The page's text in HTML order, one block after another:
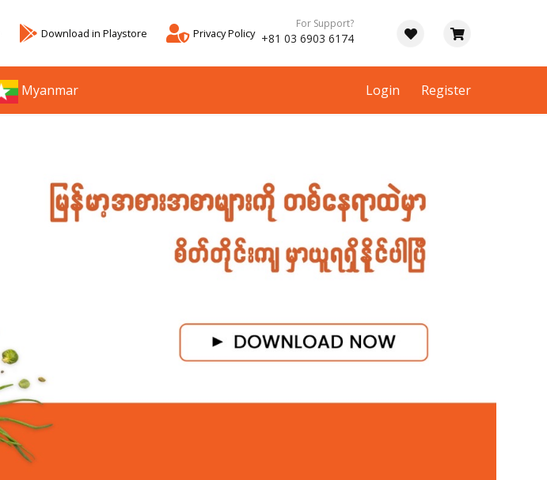
Download in Playstore Privacy Policy
For Support?
+81 03 6903 6174
Myanmar Login Register